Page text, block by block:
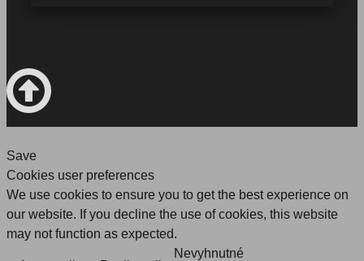
Save
Cookies user preferences
We use cookies to ensure you to get the best experience on
our website. If you decline the use of cookies, this website
may not function as expected.
Nevyhnutné